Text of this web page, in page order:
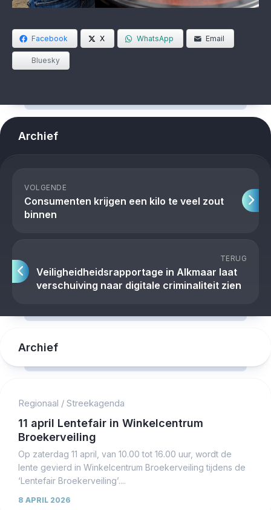
Facebook X WhatsApp Email
Bluesky
Archief
VOLGENDE
Consumenten krijgen een kilo te veel zout
binnen
TERUG
Veiligheidheidsrapportage in Alkmaar laat
verschuiving naar digitale criminaliteit zien
Archief
Regionaal / Streekagenda
11 april Lentefair in Winkelcentrum
Broekerveiling
Op zaterdag 11 april, van 10.00 tot 16.00 uur, wordt de
lente gevierd in Winkelcentrum Broekerveiling tijdens de
‘Lentefair Broekerveiling’....
8 APRIL 2026